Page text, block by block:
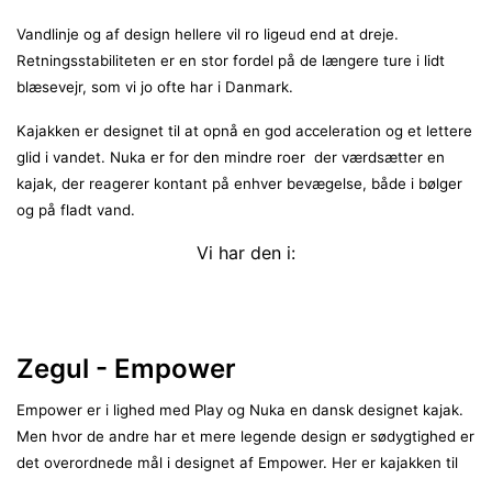
Vandlinje og af design hellere vil ro ligeud end at dreje.
Retningsstabiliteten er en stor fordel på de længere ture i lidt
blæsevejr, som vi jo ofte har i Danmark.
Kajakken er designet til at opnå en god acceleration og et lettere
glid i vandet. Nuka er for den mindre roer der værdsætter en
kajak, der reagerer kontant på enhver bevægelse, både i bølger
og på fladt vand.
Vi har den i:
Zegul - Empower
Empower er i lighed med Play og Nuka en dansk designet kajak.
Men hvor de andre har et mere legende design er sødygtighed er
det overordnede mål i designet af Empower. Her er kajakken til